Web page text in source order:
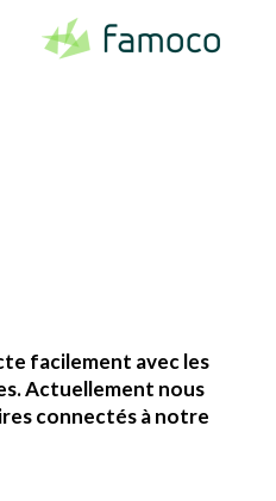
facilement avec les
Actuellement nous
connectés à notre